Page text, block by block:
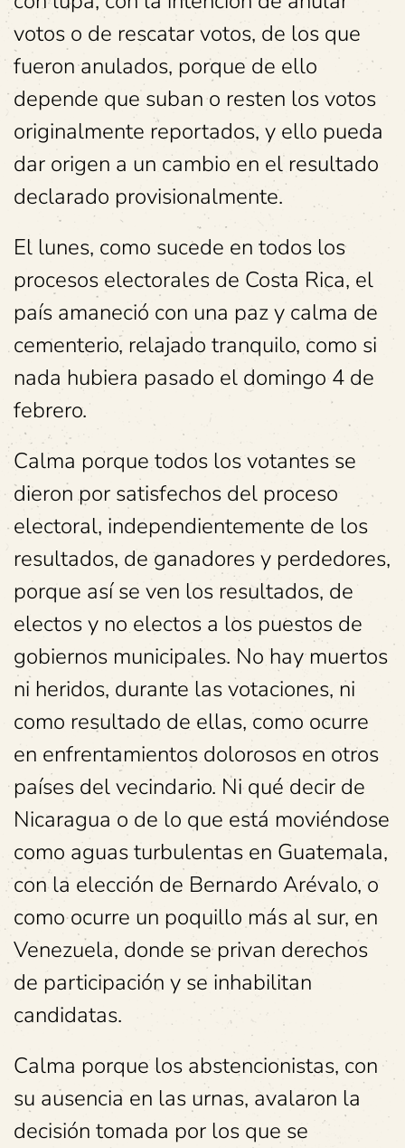
votos o de rescatar votos, de los que
fueron anulados, porque de ello
depende que suban o resten los votos
originalmente reportados, y ello pueda
dar origen a un cambio en el resultado
declarado provisionalmente.
El lunes, como sucede en todos los
procesos electorales de Costa Rica, el
país amaneció con una paz y calma de
cementerio, relajado tranquilo, como si
nada hubiera pasado el domingo 4 de
febrero.
Calma porque todos los votantes se
dieron por satisfechos del proceso
electoral, independientemente de los
resultados, de ganadores y perdedores,
porque así se ven los resultados, de
electos y no electos a los puestos de
gobiernos municipales. No hay muertos
ni heridos, durante las votaciones, ni
como resultado de ellas, como ocurre
en enfrentamientos dolorosos en otros
países del vecindario. Ni qué decir de
Nicaragua o de lo que está moviéndose
como aguas turbulentas en Guatemala,
con la elección de Bernardo Arévalo, o
como ocurre un poquillo más al sur, en
Venezuela, donde se privan derechos
de participación y se inhabilitan
candidatas.
Calma porque los abstencionistas, con
su ausencia en las urnas, avalaron la
decisión tomada por los que se